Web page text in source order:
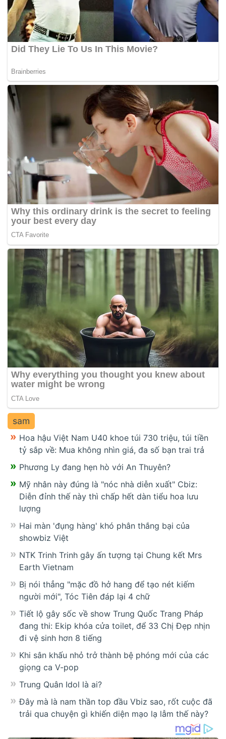
sam
Hoa hậu Việt Nam U40 khoe túi 730 triệu, túi tiền
tỷ sắp về: Mua không nhìn giá, đa số bạn trai trả
Phương Ly đang hẹn hò với An Thuyên?
Mỹ nhân này đúng là "nóc nhà diễn xuất" Cbiz:
Diễn đỉnh thế này thì chấp hết dàn tiểu hoa lưu
lượng
Hai màn 'đụng hàng' khó phân thắng bại của
showbiz Việt
NTK Trinh Trinh gây ấn tượng tại Chung kết Mrs
Earth Vietnam
Bị nói thẳng "mặc đồ hở hang để tạo nét kiếm
người mới", Tóc Tiên đáp lại 4 chữ
Tiết lộ gây sốc về show Trung Quốc Trang Pháp
đang thi: Ekip khóa cửa toilet, để 33 Chị Đẹp nhịn
đi vệ sinh hơn 8 tiếng
Khi sân khấu nhỏ trở thành bệ phóng mới của các
giọng ca V-pop
Trung Quân Idol là ai?
Đây mà là nam thần top đầu Vbiz sao, rốt cuộc đã
trải qua chuyện gì khiến diện mạo lạ lẫm thế này?